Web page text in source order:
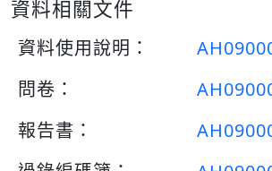
資料相關文件
資料使用說明：
問卷：
報告書：